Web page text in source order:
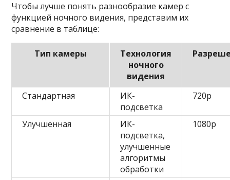
Чтобы лучше понять разнообразие камер с
функцией ночного видения, представим их
сравнение в таблице:
Тип камеры
Технология
ночного
видения
Стандартная
ИК-
подсветка
720p
Улучшенная
ИК-
подсветка,
улучшенные
алгоритмы
обработки
1080p